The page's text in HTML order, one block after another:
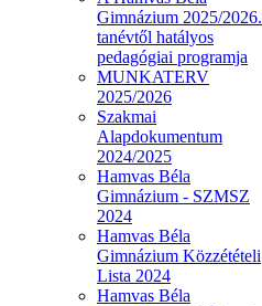
Gimnázium 2025/2026.
tanévtől hatályos
pedagógiai programja
MUNKATERV
2025/2026
Szakmai
Alapdokumentum
2024/2025
Hamvas Béla
Gimnázium - SZMSZ
2024
Hamvas Béla
Gimnázium Közzétételi
Lista 2024
Hamvas Béla